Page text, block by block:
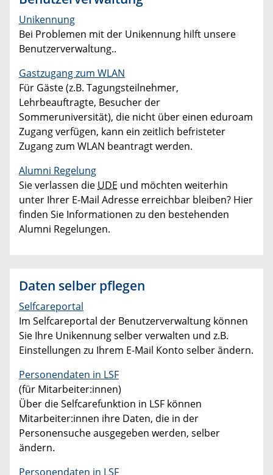
Unikennung
Bei Problemen mit der Unikennung hilft unsere
Benutzerverwaltung..
Gastzugang zum WLAN
Für Gäste (z.B. Tagungsteilnehmer,
Lehrbeauftragte, Besucher der
Sommeruniversität), die nicht über einen eduroam
Zugang verfügen, kann ein zeitlich befristeter
Zugang zum WLAN beantragt werden.
Alumni Regelung
Sie verlassen die UDE und möchten weiterhin
unter Ihrer E-Mail Adresse erreichbar bleiben? Hier
finden Sie Informationen zu den bestehenden
Alumni Regelungen.
Daten selber pflegen
Selfcareportal
Im Selfcareportal der Benutzerverwaltung können
Sie Ihre Unikennung selber verwalten und z.B.
Einstellungen zu Ihrem E-Mail Konto selber ändern.
Personendaten in LSF
(für Mitarbeiter:innen)
Über die Selfcarefunktion in LSF können
Mitarbeiter:innen ihre Daten, die in der
Personensuche ausgegeben werden, selber
ändern.
Personendaten in LSF